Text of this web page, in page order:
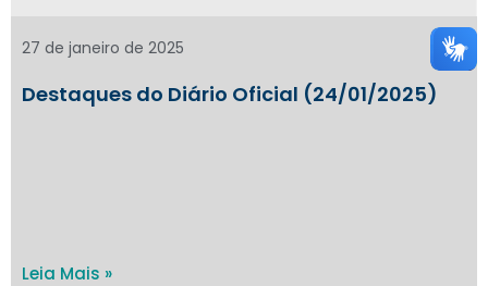
Destaques do Diário Oficial (24/01/2025)
27 de janeiro de 2025
Leia Mais »